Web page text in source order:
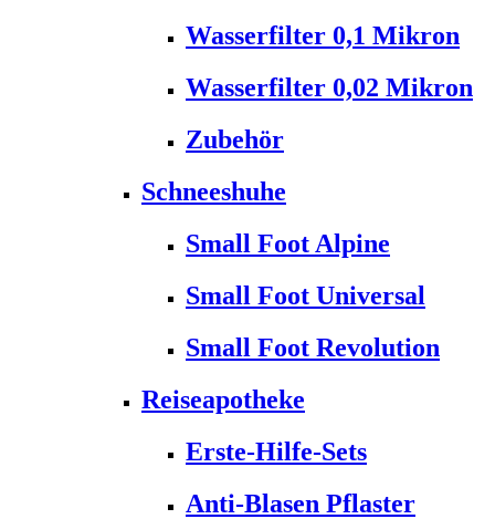
Wasserfilter 0,1 Mikron
Wasserfilter 0,02 Mikron
Zubehör
Schneeshuhe
Small Foot Alpine
Small Foot Universal
Small Foot Revolution
Reiseapotheke
Erste-Hilfe-Sets
Anti-Blasen Pflaster